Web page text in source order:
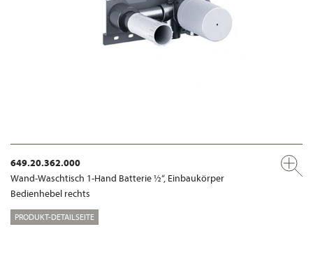
649.20.362.000
Wand-Waschtisch 1-Hand Batterie ½“, Einbaukörper
Bedienhebel rechts
PRODUKT-DETAILSEITE